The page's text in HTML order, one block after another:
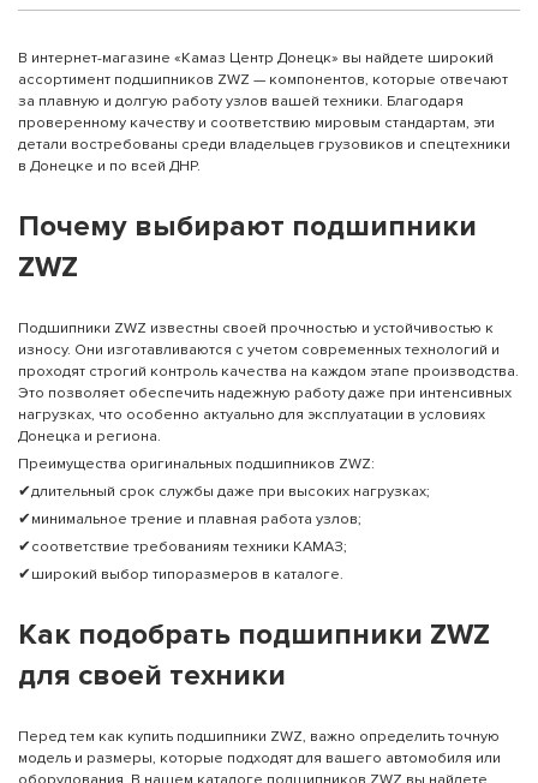
В интернет-магазине «Камаз Центр Донецк» вы найдете широкий
ассортимент подшипников ZWZ — компонентов, которые отвечают
за плавную и долгую работу узлов вашей техники. Благодаря
проверенному качеству и соответствию мировым стандартам, эти
детали востребованы среди владельцев грузовиков и спецтехники
в Донецке и по всей ДНР.
Почему выбирают подшипники
ZWZ
Подшипники ZWZ известны своей прочностью и устойчивостью к
износу. Они изготавливаются с учетом современных технологий и
проходят строгий контроль качества на каждом этапе производства.
Это позволяет обеспечить надежную работу даже при интенсивных
нагрузках, что особенно актуально для эксплуатации в условиях
Донецка и региона.
Преимущества оригинальных подшипников ZWZ:
✔длительный срок службы даже при высоких нагрузках;
✔минимальное трение и плавная работа узлов;
✔соответствие требованиям техники КАМАЗ;
✔широкий выбор типоразмеров в каталоге.
Как подобрать подшипники ZWZ
для своей техники
Перед тем как купить подшипники ZWZ, важно определить точную
модель и размеры, которые подходят для вашего автомобиля или
оборудования. В нашем каталоге подшипников ZWZ вы найдете